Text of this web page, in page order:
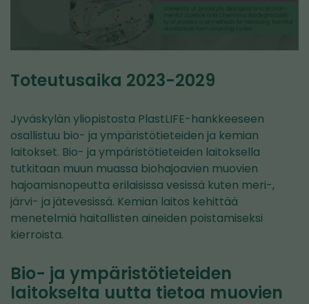
Toteutusaika 2023-2029
Jyväskylän yliopistosta PlastLIFE-hankkeeseen
osallistuu bio- ja ympäristötieteiden ja kemian
laitokset. Bio- ja ympäristötieteiden laitoksella
tutkitaan muun muassa biohajoavien muovien
hajoamisnopeutta erilaisissa vesissä kuten meri-,
järvi- ja jätevesissä. Kemian laitos kehittää
menetelmiä haitallisten aineiden poistamiseksi
kierroista.
Bio- ja ympäristötieteiden
laitokselta uutta tietoa muovien